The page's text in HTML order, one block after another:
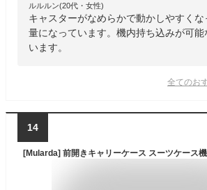
ルルルン(20代・女性)
キャスターがなめらかで動かしやすく
量になっています。機内持ち込みが可能
います。
全てのお
14